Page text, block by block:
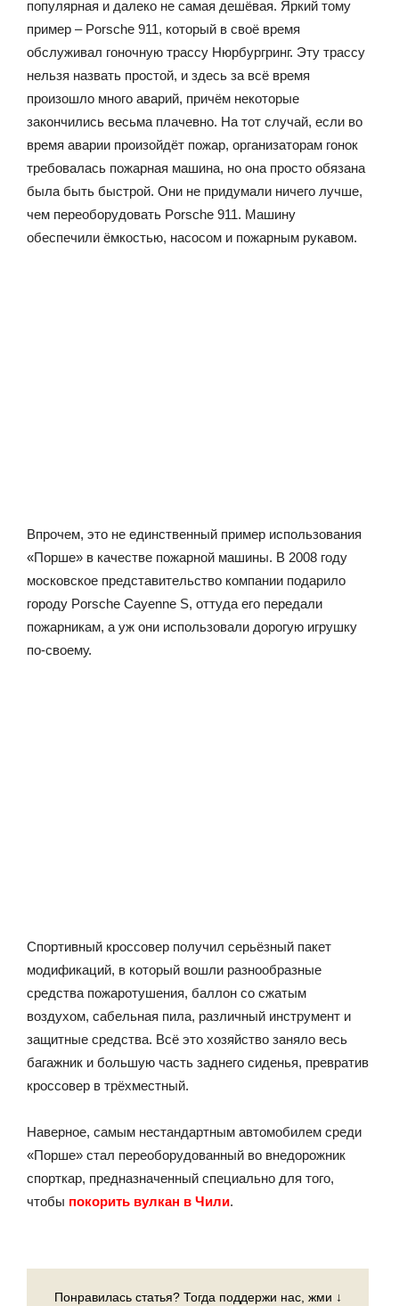
популярная и далеко не самая дешёвая. Яркий тому
пример – Porsche 911, который в своё время
обслуживал гоночную трассу Нюрбургринг. Эту трассу
нельзя назвать простой, и здесь за всё время
произошло много аварий, причём некоторые
закончились весьма плачевно. На тот случай, если во
время аварии произойдёт пожар, организаторам гонок
требовалась пожарная машина, но она просто обязана
была быть быстрой. Они не придумали ничего лучше,
чем переоборудовать Porsche 911. Машину
обеспечили ёмкостью, насосом и пожарным рукавом.
Впрочем, это не единственный пример использования
«Порше» в качестве пожарной машины. В 2008 году
московское представительство компании подарило
городу Porsche Cayenne S, оттуда его передали
пожарникам, а уж они использовали дорогую игрушку
по-своему.
Спортивный кроссовер получил серьёзный пакет
модификаций, в который вошли разнообразные
средства пожаротушения, баллон со сжатым
воздухом, сабельная пила, различный инструмент и
защитные средства. Всё это хозяйство заняло весь
багажник и большую часть заднего сиденья, превратив
кроссовер в трёхместный.
Наверное, самым нестандартным автомобилем среди
«Порше» стал переоборудованный во внедорожник
спорткар, предназначенный специально для того,
чтобы покорить вулкан в Чили.
Понравилась статья? Тогда поддержи нас, жми ↓